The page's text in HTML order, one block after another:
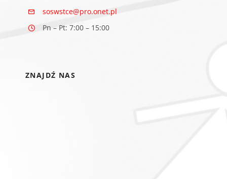
soswstce@pro.onet.pl
Pn – Pt: 7:00 – 15:00
ZNAJDŹ NAS